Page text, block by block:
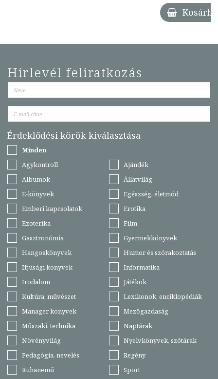
Kosárba
Hírlevél feliratkozás
Érdeklődési körök kiválasztása
Minden
Agykontroll
Ajándék
Albumok
Állatvilág
E-könyvek
Egészség, életmód
Emberi kapcsolatok
Erotika
Ezoterika
Film
Gasztronómia
Gyermekkönyvek
Hangoskönyvek
Humor és szórakoztatás
Ifjúsági könyvek
Informatika
Irodalom
Játékok
Kultúra, művészet
Lexikonok, enciklopédiák
Manager könyvek
Mezőgazdaság
Műszaki, technika
Naptárak
Növényvilág
Nyelvkönyvek, szótárak
Pedagógia, nevelés
Regény
Ruhanemű
Sport